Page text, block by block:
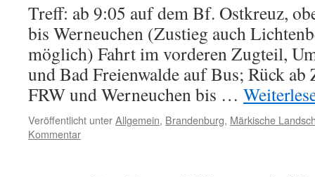
Treff: ab 9:05 auf dem Bf. Ostkreuz,
bis Werneuchen (Zustieg auch
möglich) Fahrt im vorderen Zugteil,
und Bad Freienwalde auf Bus; Rück
FRW und Werneuchen bis …
Veröffentlicht unterAllgemein, Brandenburg, Märkische
Kommentar